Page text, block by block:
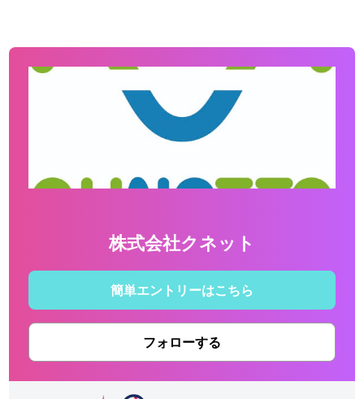
株式会社クネット
簡単エントリーはこちら
フォローする